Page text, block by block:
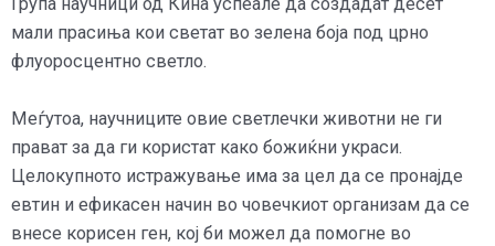
мали прасиња кои светат во зелена боја под црно
флуоросцентно светло.
Меѓутоа, научниците овие светлечки животни не ги
прават за да ги користат како божиќни украси.
Целокупното истражување има за цел да се пронајде
евтин и ефикасен начин во човечкиот организам да се
внесе корисен ген, кој би можел да помогне во